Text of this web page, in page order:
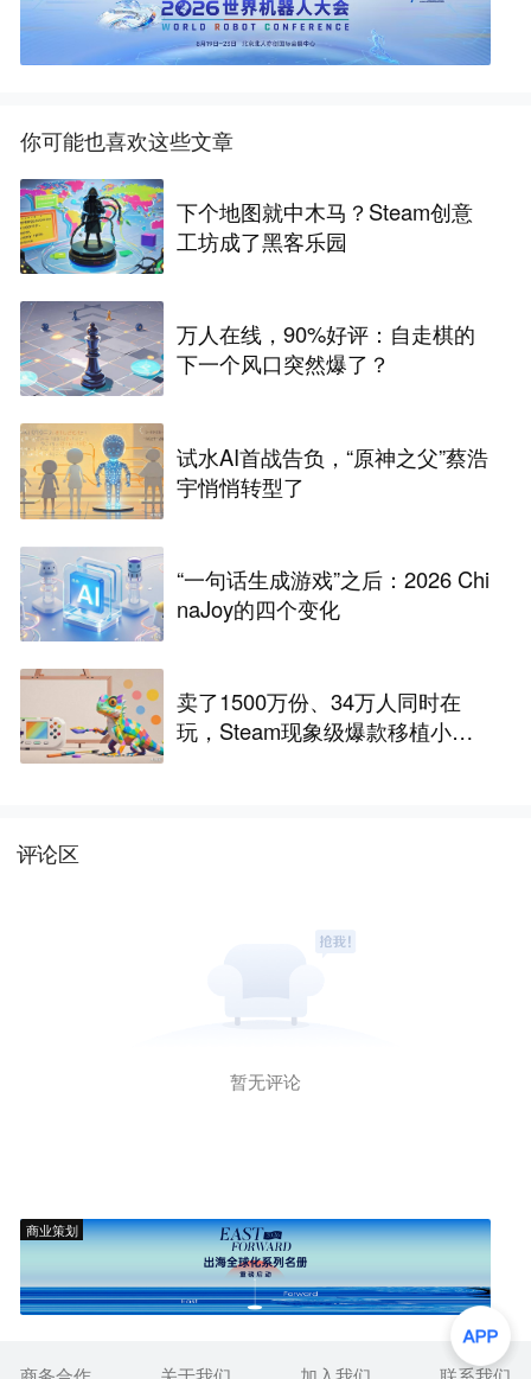
你可能也喜欢这些文章
下个地图就中木马？Steam创意
工坊成了黑客乐园
万人在线，90%好评：自走棋的
下一个风口突然爆了？
试水AI首战告负，“原神之父”蔡浩
宇悄悄转型了
“一句话生成游戏”之后：2026 Chi
naJoy的四个变化
卖了1500万份、34万人同时在
玩，Steam现象级爆款移植小游
评论区
暂无评论
商业策划